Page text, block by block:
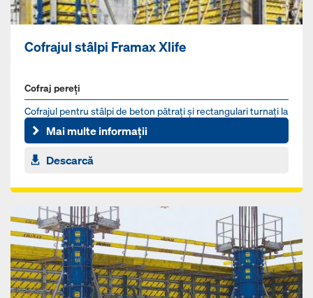
Cofrajul stâlpi Framax Xlife
Cofraj pereți
Cofrajul pentru stâlpi de beton pătraţi şi rectangulari turnați la
faţa locului
Mai multe informații
Descarcă